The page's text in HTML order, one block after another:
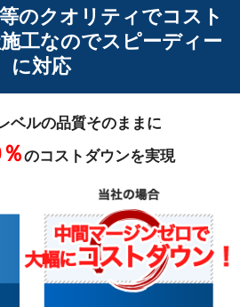
のクオリティでコスト
工なのでスピーディー
に対応
ベルの品質そのままに
のコストダウンを実現